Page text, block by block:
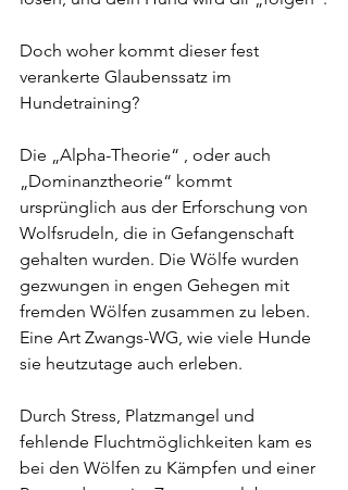
Doch woher kommt dieser fest
verankerte Glaubenssatz im
Hundetraining?
Die „Alpha-Theorie“ , oder auch
„Dominanztheorie“ kommt
ursprünglich aus der Erforschung von
Wolfsrudeln, die in Gefangenschaft
gehalten wurden. Die Wölfe wurden
gezwungen in engen Gehegen mit
fremden Wölfen zusammen zu leben.
Eine Art Zwangs-WG, wie viele Hunde
sie heutzutage auch erleben.
Durch Stress, Platzmangel und
fehlende Fluchtmöglichkeiten kam es
bei den Wölfen zu Kämpfen und einer